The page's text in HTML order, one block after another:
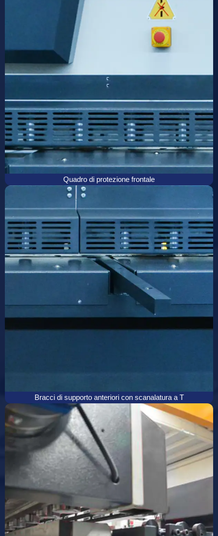
Quadro di protezione frontale
Bracci di supporto anteriori con scanalatura a T